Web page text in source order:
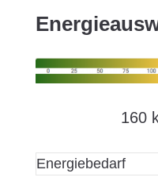
160
Energiebedarf